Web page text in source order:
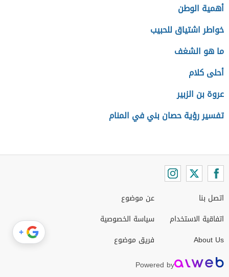
أهمية الوطن
خواطر اشتياق للحبيب
ما هو الشغف
أحلى كلام
عروة بن الزبير
تفسير رؤية حصان بني في المنام
اتصل بنا
اتفاقية الاستخدام
About Us
عن موضوع
سياسة الخصوصية
فريق موضوع
Powered by
+